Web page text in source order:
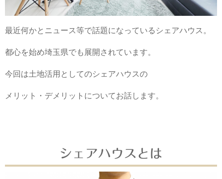
最近何かとニュース等で話題になっているシェアハウス。
都心を始め埼玉県でも展開されています。
今回は土地活用としてのシェアハウスの
メリット・デメリットについてお話します。
シェアハウスとは